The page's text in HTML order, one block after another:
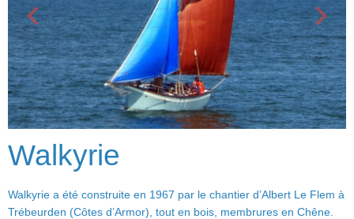
Walkyrie
Walkyrie a été construite en 1967 par le chantier d’Albert Le Flem à
Trébeurden (Côtes d’Armor), tout en bois, membrures en Chêne.